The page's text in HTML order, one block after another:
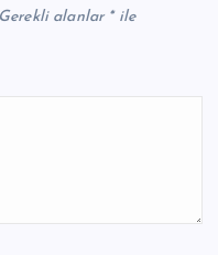
Gerekli alanlar *ile